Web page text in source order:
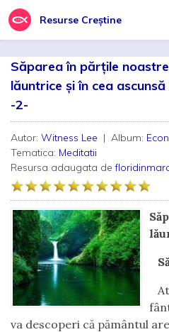
Resurse Creștine
Săparea în părţile noastre
lăuntrice şi în cea ascunsă
-2-
Autor: Witness Lee | Album:
Tematica: Meditatii
Resursa adaugata de
va descoperi că pământul